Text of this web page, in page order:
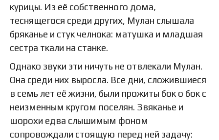
курицы. Из её собственного дома,
теснящегося среди других, Мулан слышала
бряканье и стук челнока: матушка и младшая
сестра ткали на станке.
Однако звуки эти ничуть не отвлекали Мулан.
Она среди них выросла. Все дни, сложившиеся
в семь лет её жизни, были прожиты бок о бок с
неизменным кругом поселян. Звяканье и
шорохи едва слышимым фоном
сопровождали стоящую перед ней задачу: